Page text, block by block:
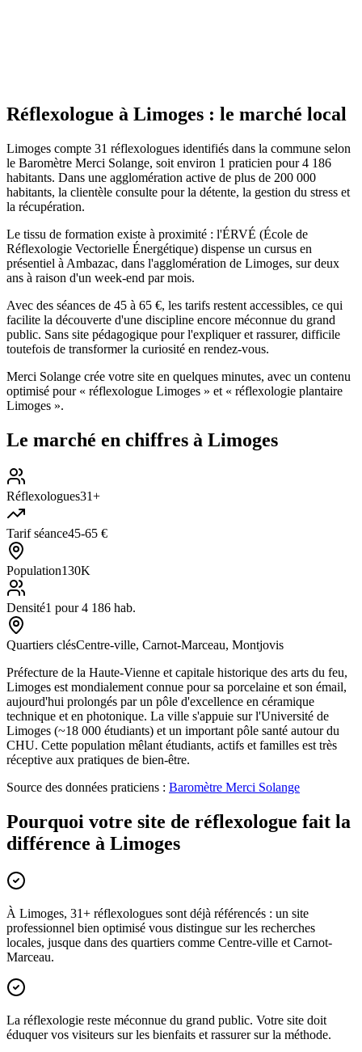
Réflexologue à Limoges : le marché local
Limoges compte 31 réflexologues identifiés dans la commune selon
le Baromètre Merci Solange, soit environ 1 praticien pour 4 186
habitants. Dans une agglomération active de plus de 200 000
habitants, la clientèle consulte pour la détente, la gestion du stress et
la récupération.
Le tissu de formation existe à proximité : l'ÉRVÉ (École de
Réflexologie Vectorielle Énergétique) dispense un cursus en
présentiel à Ambazac, dans l'agglomération de Limoges, sur deux
ans à raison d'un week-end par mois.
Avec des séances de 45 à 65 €, les tarifs restent accessibles, ce qui
facilite la découverte d'une discipline encore méconnue du grand
public. Sans site pédagogique pour l'expliquer et rassurer, difficile
toutefois de transformer la curiosité en rendez-vous.
Merci Solange crée votre site en quelques minutes, avec un contenu
optimisé pour « réflexologue Limoges » et « réflexologie plantaire
Limoges ».
Le marché en chiffres à Limoges
Réflexologues31+
Tarif séance45-65 €
Population130K
Densité1 pour 4 186 hab.
Quartiers clésCentre-ville, Carnot-Marceau, Montjovis
Préfecture de la Haute-Vienne et capitale historique des arts du feu,
Limoges est mondialement connue pour sa porcelaine et son émail,
aujourd'hui prolongés par un pôle d'excellence en céramique
technique et en photonique. La ville s'appuie sur l'Université de
Limoges (~18 000 étudiants) et un important pôle santé autour du
CHU. Cette population mêlant étudiants, actifs et familles est très
réceptive aux pratiques de bien-être.
Source des données praticiens : Baromètre Merci Solange
Pourquoi votre site de réflexologue fait la
différence à Limoges
À Limoges, 31+ réflexologues sont déjà référencés : un site
professionnel bien optimisé vous distingue sur les recherches
locales, jusque dans des quartiers comme Centre-ville et Carnot-
Marceau.
La réflexologie reste méconnue du grand public. Votre site doit
éduquer vos visiteurs sur les bienfaits et rassurer sur la méthode.